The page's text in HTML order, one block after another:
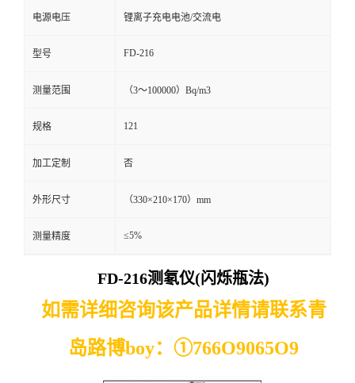
电源电压 锂离子充电电池/交流电
型号 FD-216
测量范围 （3～100000）Bq/m3
规格 121
加工定制 否
外形尺寸 （330×210×170）mm
测量精度 ≤5%
FD-216测氡仪(闪烁瓶法)
如需详细咨询该产品详情请联系青
岛路博boy： ①766O9065O9